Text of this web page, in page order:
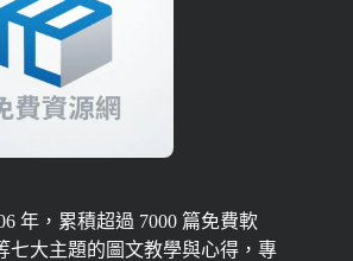
年，累積超過 7000 篇免費軟
七大主題的圖文教學與心得，專